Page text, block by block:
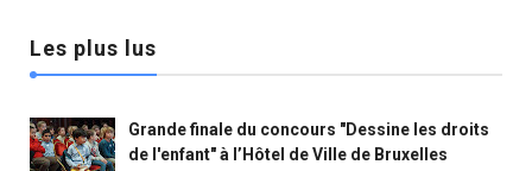
Les plus lus
Grande finale du concours "Dessine les droits
de l'enfant" à l’Hôtel de Ville de Bruxelles